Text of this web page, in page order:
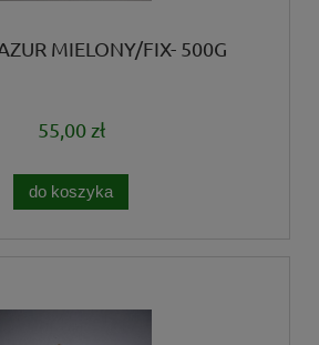
MIELONY/FIX- 500G
55,00 zł
do koszyka